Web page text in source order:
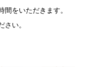
間をいただきます。
さい。